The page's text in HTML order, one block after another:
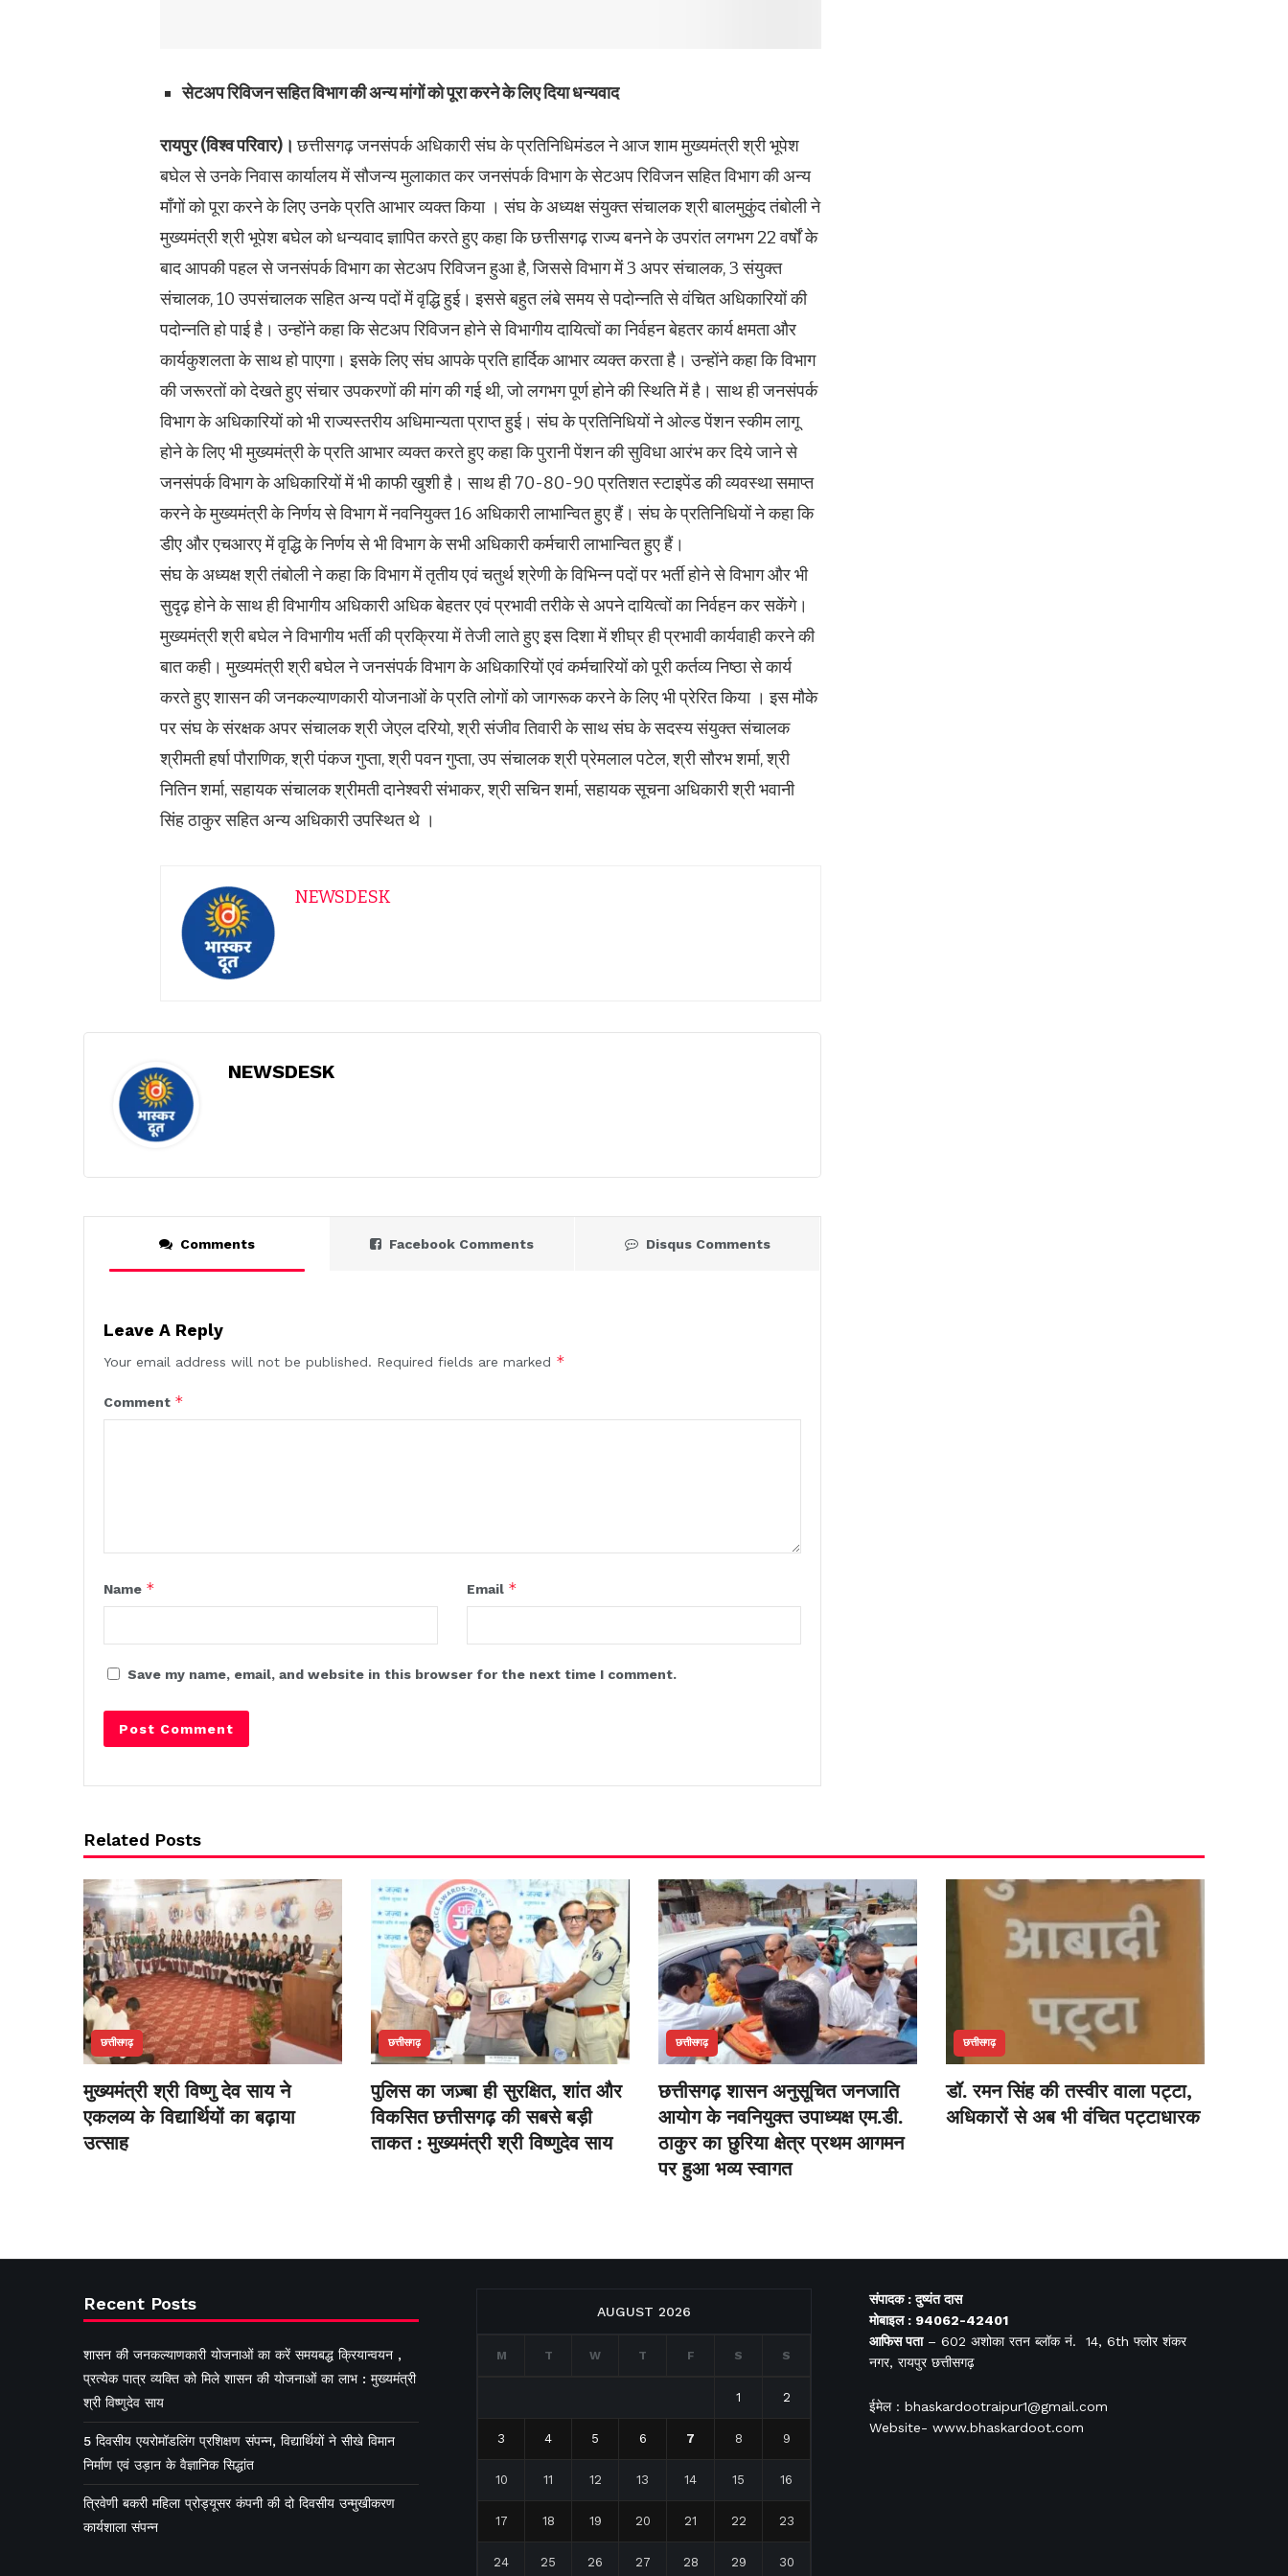
सेटअप रिविजन सहित विभाग की अन्य मांगों को पूरा करने के लिए दिया धन्यवाद
रायपुर (विश्व परिवार)।छत्तीसगढ़ जनसंपर्क अधिकारी संघ के प्रतिनिधिमंडल ने आज शाम मुख्यमंत्री श्री भूपेश
बघेल से उनके निवास कार्यालय में सौजन्य मुलाकात कर जनसंपर्क विभाग के सेटअप रिविजन सहित विभाग की अन्य
माँगों को पूरा करने के लिए उनके प्रति आभार व्यक्त किया । संघ के अध्यक्ष संयुक्त संचालक श्री बालमुकुंद तंबोली ने
मुख्यमंत्री श्री भूपेश बघेल को धन्यवाद ज्ञापित करते हुए कहा कि छत्तीसगढ़ राज्य बनने के उपरांत लगभग 22 वर्षों के
बाद आपकी पहल से जनसंपर्क विभाग का सेटअप रिविजन हुआ है, जिससे विभाग में 3 अपर संचालक, 3 संयुक्त
संचालक, 10 उपसंचालक सहित अन्य पदों में वृद्धि हुई। इससे बहुत लंबे समय से पदोन्नति से वंचित अधिकारियों की
पदोन्नति हो पाई है। उन्होंने कहा कि सेटअप रिविजन होने से विभागीय दायित्वों का निर्वहन बेहतर कार्य क्षमता और
कार्यकुशलता के साथ हो पाएगा। इसके लिए संघ आपके प्रति हार्दिक आभार व्यक्त करता है। उन्होंने कहा कि विभाग
की जरूरतों को देखते हुए संचार उपकरणों की मांग की गई थी, जो लगभग पूर्ण होने की स्थिति में है। साथ ही जनसंपर्क
विभाग के अधिकारियों को भी राज्यस्तरीय अधिमान्यता प्राप्त हुई। संघ के प्रतिनिधियों ने ओल्ड पेंशन स्कीम लागू
होने के लिए भी मुख्यमंत्री के प्रति आभार व्यक्त करते हुए कहा कि पुरानी पेंशन की सुविधा आरंभ कर दिये जाने से
जनसंपर्क विभाग के अधिकारियों में भी काफी खुशी है। साथ ही 70-80-90 प्रतिशत स्टाइपेंड की व्यवस्था समाप्त
करने के मुख्यमंत्री के निर्णय से विभाग में नवनियुक्त 16 अधिकारी लाभान्वित हुए हैं। संघ के प्रतिनिधियों ने कहा कि
डीए और एचआरए में वृद्धि के निर्णय से भी विभाग के सभी अधिकारी कर्मचारी लाभान्वित हुए हैं।
संघ के अध्यक्ष श्री तंबोली ने कहा कि विभाग में तृतीय एवं चतुर्थ श्रेणी के विभिन्न पदों पर भर्ती होने से विभाग और भी
सुदृढ़ होने के साथ ही विभागीय अधिकारी अधिक बेहतर एवं प्रभावी तरीके से अपने दायित्वों का निर्वहन कर सकेंगे।
मुख्यमंत्री श्री बघेल ने विभागीय भर्ती की प्रक्रिया में तेजी लाते हुए इस दिशा में शीघ्र ही प्रभावी कार्यवाही करने की
बात कही। मुख्यमंत्री श्री बघेल ने जनसंपर्क विभाग के अधिकारियों एवं कर्मचारियों को पूरी कर्तव्य निष्ठा से कार्य
करते हुए शासन की जनकल्याणकारी योजनाओं के प्रति लोगों को जागरूक करने के लिए भी प्रेरित किया । इस मौके
पर संघ के संरक्षक अपर संचालक श्री जेएल दरियो, श्री संजीव तिवारी के साथ संघ के सदस्य संयुक्त संचालक
श्रीमती हर्षा पौराणिक, श्री पंकज गुप्ता, श्री पवन गुप्ता, उप संचालक श्री प्रेमलाल पटेल, श्री सौरभ शर्मा, श्री
नितिन शर्मा, सहायक संचालक श्रीमती दानेश्वरी संभाकर, श्री सचिन शर्मा, सहायक सूचना अधिकारी श्री भवानी
सिंह ठाकुर सहित अन्य अधिकारी उपस्थित थे ।
NEWSDESK
NEWSDESK
Comments Facebook Comments Disqus Comments
Leave A Reply
Your email address will not be published. Required fields are marked *
Comment *
Name * Email *
Save my name, email, and website in this browser for the next time I comment.
Related Posts
छत्तीसगढ़
मुख्यमंत्री श्री विष्णु देव साय ने
एकलव्य के विद्यार्थियों का बढ़ाया
उत्साह
छत्तीसगढ़
पुलिस का जज़्बा ही सुरक्षित, शांत और
विकसित छत्तीसगढ़ की सबसे बड़ी
ताकत : मुख्यमंत्री श्री विष्णुदेव साय
छत्तीसगढ़
छत्तीसगढ़ शासन अनुसूचित जनजाति
आयोग के नवनियुक्त उपाध्यक्ष एम.डी.
ठाकुर का छुरिया क्षेत्र प्रथम आगमन
पर हुआ भव्य स्वागत
छत्तीसगढ़
डॉ. रमन सिंह की तस्वीर वाला पट्टा,
अधिकारों से अब भी वंचित पट्टाधारक
Recent Posts
शासन की जनकल्याणकारी योजनाओं का करें समयबद्ध क्रियान्वयन ,
प्रत्येक पात्र व्यक्ति को मिले शासन की योजनाओं का लाभ : मुख्यमंत्री
श्री विष्णुदेव साय
5 दिवसीय एयरोमॉडलिंग प्रशिक्षण संपन्न, विद्यार्थियों ने सीखे विमान
निर्माण एवं उड़ान के वैज्ञानिक सिद्धांत
त्रिवेणी बकरी महिला प्रोड्यूसर कंपनी की दो दिवसीय उन्मुखीकरण
कार्यशाला संपन्न
AUGUST 2026
M T W T F S S
1 2
3 4 5 6 7 8 9
10 11 12 13 14 15 16
17 18 19 20 21 22 23
24 25 26 27 28 29 30
संपादक : दुष्यंत दास
मोबाइल : 94062-42401
आफिसपता– 602 अशोका रतन ब्लॉक नं. 14, 6th फ्लोर शंकर
नगर, रायपुर छत्तीसगढ़
ईमेल : bhaskardootraipur1@gmail.com
Website- www.bhaskardoot.com